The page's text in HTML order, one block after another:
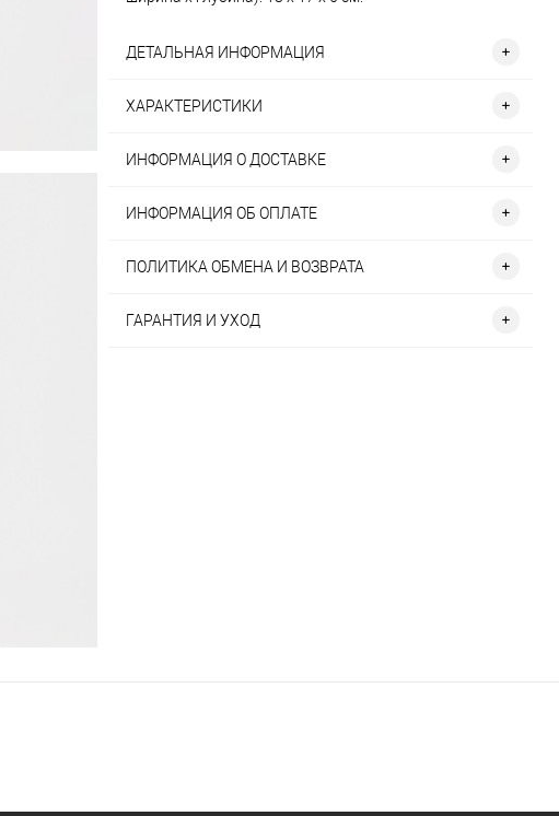
ДЕТАЛЬНАЯ ИНФОРМАЦИЯ
ХАРАКТЕРИСТИКИ
ИНФОРМАЦИЯ О ДОСТАВКЕ
ИНФОРМАЦИЯ ОБ ОПЛАТЕ
ПОЛИТИКА ОБМЕНА И ВОЗВРАТА
ГАРАНТИЯ И УХОД